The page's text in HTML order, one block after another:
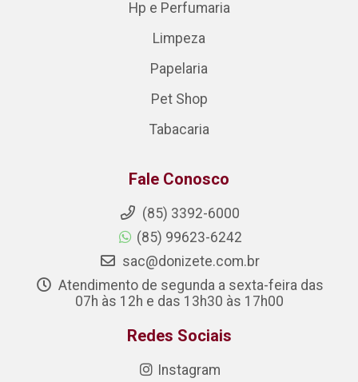
Hp e Perfumaria
Limpeza
Papelaria
Pet Shop
Tabacaria
Fale Conosco
(85) 3392-6000
(85) 99623-6242
sac@donizete.com.br
Atendimento de segunda a sexta-feira das
07h às 12h e das 13h30 às 17h00
Redes Sociais
Instagram